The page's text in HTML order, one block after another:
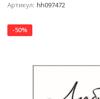
Артикул: hh097472
-50%